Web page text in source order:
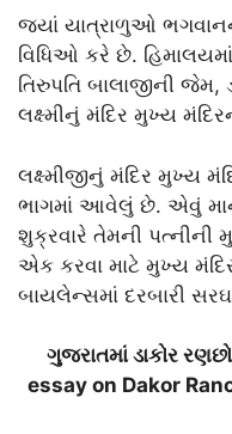
જ્યાં યાત્રાળુઓ ભગવાનને
વિધિઓ કરે છે.
તિરુપતિ બાલાજીની જેમ,
લક્ષ્મીનું મંદિર મુખ્ય
લક્ષ્મીજીનું મંદિર મુખ્ય
ભાગમાં આવેલું છે. એવું
શુક્રવારે તેમની પત્નીની
એક કરવા માટે મુખ્ય
બાયલેન્સમાં દરબારી
ગુજરાતમાં ડાકોર
essay on Dakor